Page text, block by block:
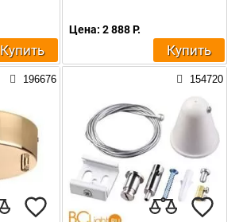
Купить
Цена: 2 888 Р.
Купить
196676 154720